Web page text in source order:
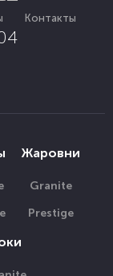
Контакты
Жаровни
Granite
Prestige